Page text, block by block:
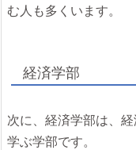
む人も多くいます。
経済学部
次に、経済学部は、
学ぶ学部です。